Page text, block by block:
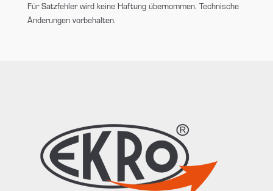
Für Satzfehler wird keine Haftung übernommen. Technische
Änderungen vorbehalten.